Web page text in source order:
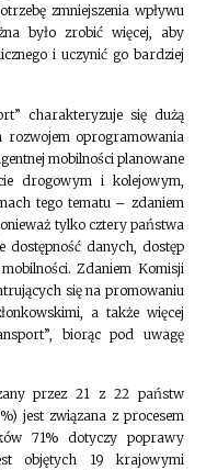
zmniejszenia wpływu
było zrobić więcej, aby
i uczynić go bardziej
charakteryzuje się dużą
oprogramowania
mobilności planowane
drogowym i kolejowym,
tego tematu – zdaniem
tylko cztery państwa
dostępność danych, dostęp
Zdaniem Komisji
się na promowaniu
a także więcej
biorąc pod uwagę
przez 21 z 22 państw
jest związana z procesem
71% dotyczy poprawy
objętych 19 krajowymi